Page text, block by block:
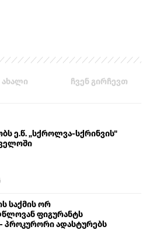
ახალი ჩვენ გირჩევთ
ე.წ. „სქროლვა-სქრინვის"
საქმის ორ
ფიგურანტს
- პროკურორი ადასტურებს